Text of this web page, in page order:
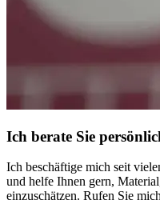
Ich berate Sie
Ich beschäftige mich seit
und helfe Ihnen gern,
einzuschätzen. Rufen Sie